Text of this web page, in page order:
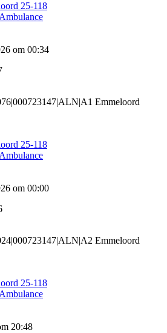
25-118
om 00:34
Emmeloord
25-118
om 00:00
Emmeloord
25-118
20:48